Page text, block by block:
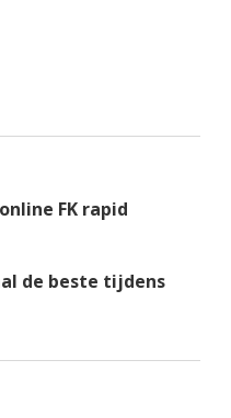
FK rapid
de beste tijdens